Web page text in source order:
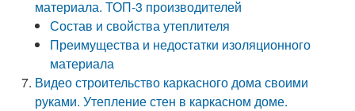
материала. ТОП-3 производителей
Состав и свойства утеплителя
Преимущества и недостатки изоляционного
материала
Видео строительство каркасного дома своими
руками. Утепление стен в каркасном доме.